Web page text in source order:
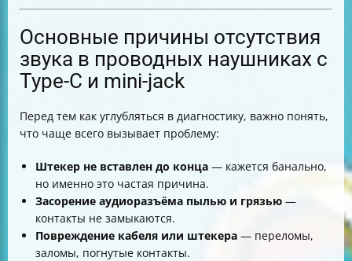
Признаки физического повреждения штекера или
Пошаговый порядок диагностики проблемы с
проводными наушниками
Безопасные практики очистки и обслуживания
гарнитуры
Что делать, если после всех шагов проблема
сохраняется
программных проблем
Основные причины отсутствия
звука в проводных наушниках с
Type-C и mini-jack
Перед тем как углубляться в диагностику, важно понять,
что чаще всего вызывает проблему:
Штекер не вставлен до конца — кажется банально,
но именно это частая причина.
Засорение аудиоразъёма пылью и грязью —
контакты не замыкаются.
Повреждение кабеля или штекера — переломы,
заломы, погнутые контакты.